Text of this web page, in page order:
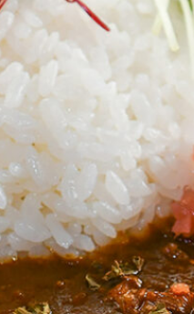
すめの展覧会
た。おすすめの